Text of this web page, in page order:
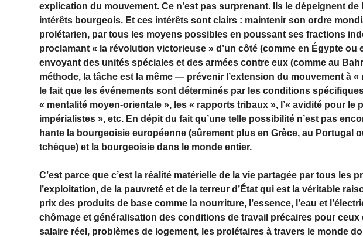
explication du mouvement. Ce n’est pas surprenant. Ils le dépeignent
intérêts bourgeois. Et ces intérêts sont clairs : maintenir son ordre
prolétarien, par tous les moyens possibles en poussant ses fractions
proclamant « la révolution victorieuse » d’un côté (comme en Égypte ou
envoyant des unités spéciales et des armées contre eux (comme au
méthode, la tâche est la même — prévenir l’extension du mouvement à
le fait que les événements sont déterminés par les conditions
« mentalité moyen-orientale », les « rapports tribaux », l’« avidité pour le
impérialistes », etc. En dépit du fait qu’une telle possibilité n’est pas
hante la bourgeoisie européenne (sûrement plus en Grèce, au Portugal
tchèque) et la bourgeoisie dans le monde entier.
C’est parce que c’est la réalité matérielle de la vie partagée par tous les
l’exploitation, de la pauvreté et de la terreur d’État qui est la véritable
prix des produits de base comme la nourriture, l’essence, l’eau et
chômage et généralisation des conditions de travail précaires pour
salaire réel, problèmes de logement, les prolétaires à travers le monde